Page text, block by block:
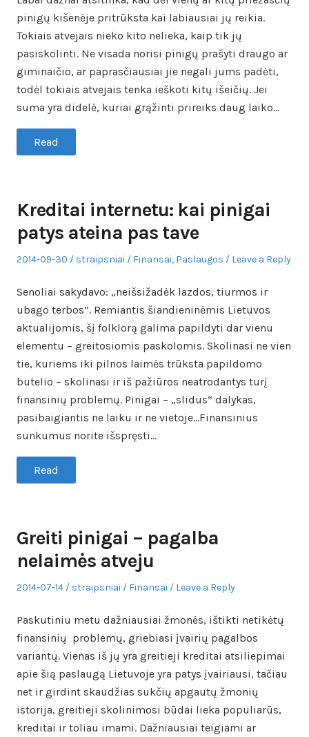
pinigų kišenėje pritrūksta kai labiausiai jų reikia.
Tokiais atvejais nieko kito nelieka, kaip tik jų
pasiskolinti. Ne visada norisi pinigų prašyti draugo ar
giminaičio, ar paprasčiausiai jie negali jums padėti,
todėl tokiais atvejais tenka ieškoti kitų išeičių. Jei
suma yra didelė, kuriai grąžinti prireiks daug laiko…
Read
Kreditai internetu: kai pinigai
patys ateina pas tave
Posted
2014-09-30 Author
straipsniai
Posted
Finansai, Paslaugos Leave a Reply
Senoliai sakydavo: „neišsižadėk lazdos, tiurmos ir
ubago terbos”. Remiantis šiandieninėmis Lietuvos
aktualijomis, šį folklorą galima papildyti dar vienu
elementu – greitosiomis paskolomis. Skolinasi ne vien
tie, kuriems iki pilnos laimės trūksta papildomo
butelio – skolinasi ir iš pažiūros neatrodantys turį
finansinių problemų. Pinigai – „slidus“ dalykas,
pasibaigiantis ne laiku ir ne vietoje…Finansinius
sunkumus norite išspręsti…
Read
Greiti pinigai – pagalba
nelaimės atveju
Posted
2014-07-14 Author
straipsniai
Posted
Finansai Leave a Reply
Paskutiniu metu dažniausiai žmonės, ištikti netikėtų
finansinių problemų, griebiasi įvairių pagalbos
variantų. Vienas iš jų yra greitieji kreditai atsiliepimai
apie šią paslaugą Lietuvoje yra patys įvairiausi, tačiau
net ir girdint skaudžias sukčių apgautų žmonių
istorija, greitieji skolinimosi būdai lieka populiarūs,
kreditai ir toliau imami. Dažniausiai teigiami ar